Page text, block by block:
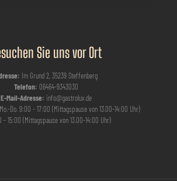
Sie uns vor Ort
Im Grund 2, 35239 Steffenberg
Telefon: 06464-9343030
E-Mail-Adresse: info@gastrolux.de
Mo.-Do. 9:00 - 17:00 (Mittagspause von 13.00-14:00 Uhr)
- 15:00 (Mittagspause von 13.00-14:00 Uhr)